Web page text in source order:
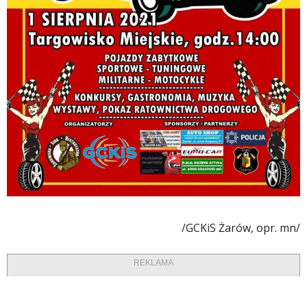
/GCKiS Żarów, opr. mn/
REKLAMA